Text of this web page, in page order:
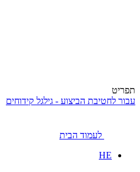
תפריט
עבור לחטיבת הביצוע - גילגל קידוחים
לעמוד הבית
HE